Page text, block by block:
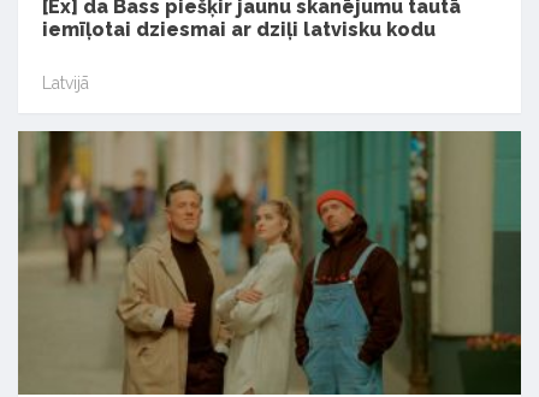
[Ex] da Bass piešķir jaunu skanējumu tautā
iemīļotai dziesmai ar dziļi latvisku kodu
Latvijā